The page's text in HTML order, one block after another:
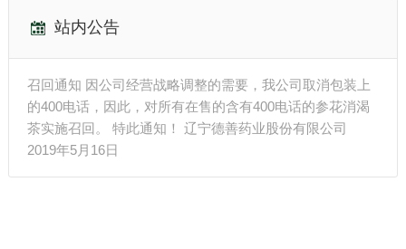
站内公告
召回通知 因公司经营战略调整的需要，我公司取消包装上
的400电话，因此，对所有在售的含有400电话的参花消渴
茶实施召回。 特此通知！ 辽宁德善药业股份有限公司
2019年5月16日